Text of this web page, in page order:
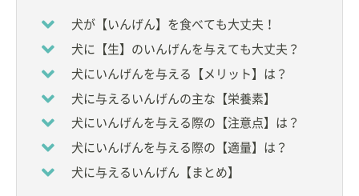
◆ペット栄養学会
理事
◆
一般社団法人ペットフード協会 新資格検定制度実
行委員会 委員長
◆日本獣医生命科学大学 非常勤講師
など
その後、ペットフードメーカーに入社し、小動物臨
犬が【いんげん】を食べても大丈夫！
犬に【生】のいんげんを与えても大丈夫？
犬にいんげんを与える【メリット】は？
犬に与えるいんげんの主な【栄養素】
犬にいんげんを与える際の【注意点】は？
犬にいんげんを与える際の【適量】は？
犬に与えるいんげん【まとめ】